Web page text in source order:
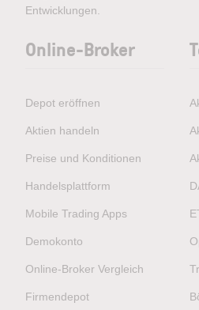
Entwicklungen.
Online-Broker
Depot eröffnen
Aktien handeln
Preise und Konditionen
Handelsplattform
Mobile Trading Apps
Demokonto
Online-Broker Vergleich
Firmendepot